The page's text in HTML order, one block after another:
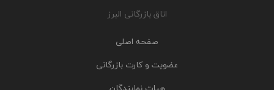
اتاق بازرگانی البرز
صفحه اصلی
عضویت و کارت بازرگانی